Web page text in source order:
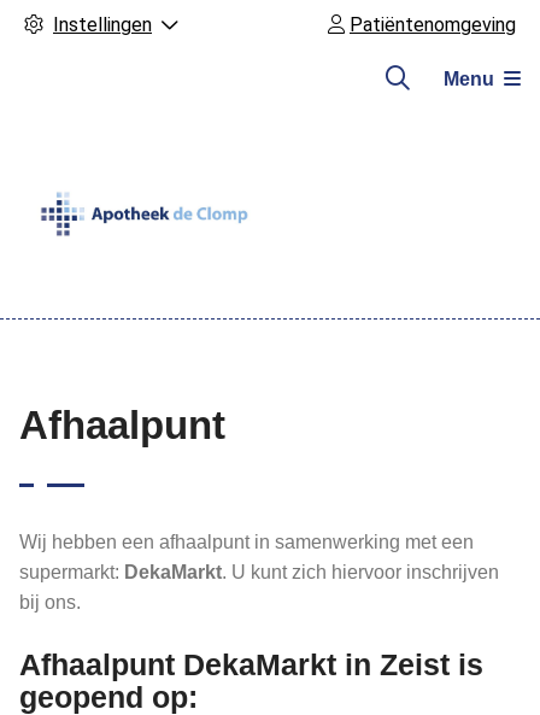
Instellingen Patiëntenomgeving
Menu
Afhaalpunt
Wij hebben een afhaalpunt in samenwerking met een
supermarkt: DekaMarkt. U kunt zich hiervoor inschrijven
bij ons.
Afhaalpunt DekaMarkt in Zeist is
geopend op: